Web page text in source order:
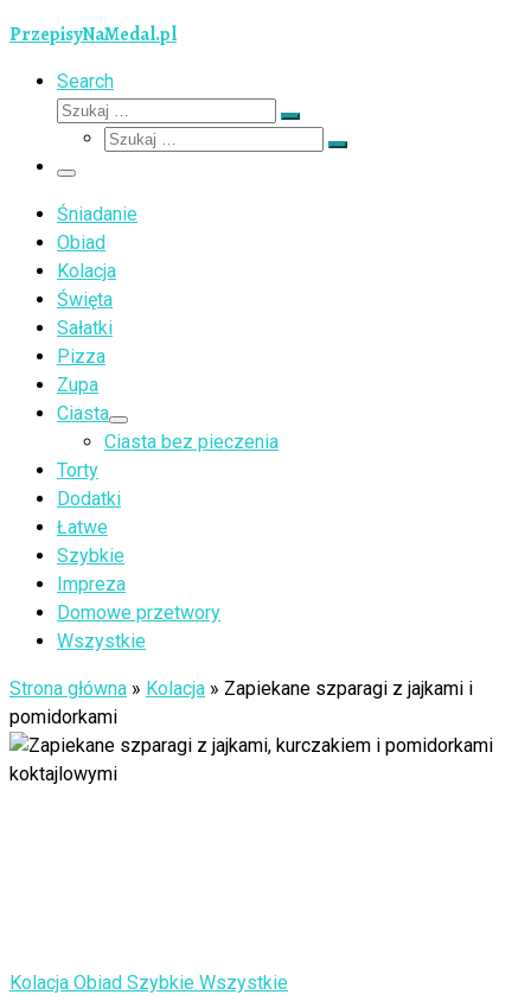
PrzepisyNaMedal.pl
Search
Szukaj
Szukaj
Szukaj
Szukaj
Menu
Śniadanie
Obiad
Kolacja
Święta
Sałatki
Pizza
Zupa
Ciasta
Ciasta bez pieczenia
Torty
Dodatki
Łatwe
Szybkie
Impreza
Domowe przetwory
Wszystkie
Strona główna » Kolacja » Zapiekane szparagi z jajkami i
pomidorkami
Kolacja Obiad Szybkie Wszystkie